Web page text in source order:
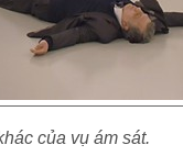
của vụ ám sát.